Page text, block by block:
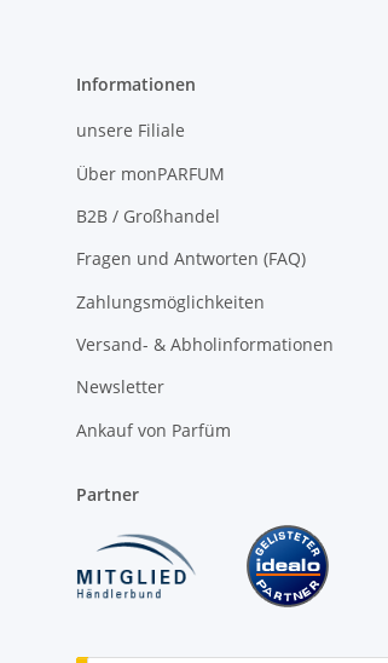
Informationen
unsere Filiale
Über monPARFUM
B2B / Großhandel
Fragen und Antworten (FAQ)
Zahlungsmöglichkeiten
Versand- & Abholinformationen
Newsletter
Ankauf von Parfüm
Partner